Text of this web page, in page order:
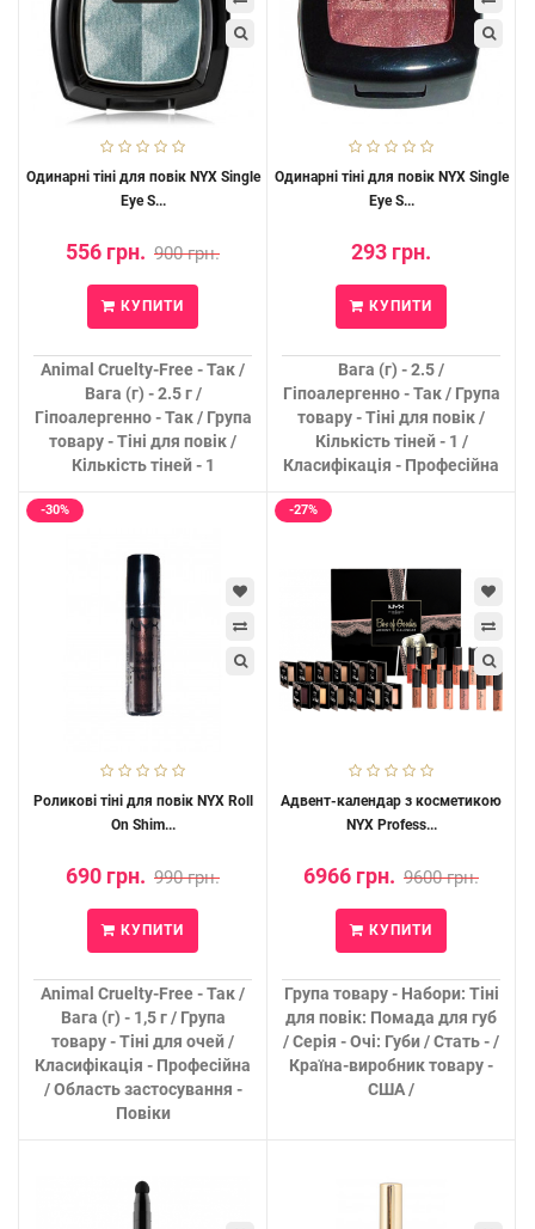
Одинарні тіні для повік NYX Single
Eye S...
556 грн. 900 грн.
КУПИТИ
Animal Cruelty-Free - Так /
Вага (г) - 2.5 г /
Гіпоалергенно - Так / Група
товару - Тіні для повік /
Кількість тіней - 1
Одинарні тіні для повік NYX Single
Eye S...
293 грн.
КУПИТИ
Вага (г) - 2.5 /
Гіпоалергенно - Так / Група
товару - Тіні для повік /
Кількість тіней - 1 /
Класифікація - Професійна
-30%
Роликові тіні для повік NYX Roll
On Shim...
690 грн. 990 грн.
КУПИТИ
Animal Cruelty-Free - Так /
Вага (г) - 1,5 г / Група
товару - Тіні для очей /
Класифікація - Професійна
/ Область застосування -
Повіки
-27%
Адвент-календар з косметикою
NYX Profess...
6966 грн. 9600 грн.
КУПИТИ
Група товару - Набори: Тіні
для повік: Помада для губ
/ Серія - Очі: Губи / Стать - /
Країна-виробник товару -
США /